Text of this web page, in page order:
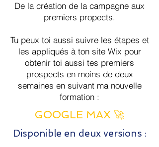
De la création de la campagne aux
premiers propects.
Tu peux toi aussi suivre les étapes et
les appliqués à ton site Wix pour
obtenir toi aussi tes premiers
prospects en moins de deux
semaines en suivant ma nouvelle
formation :
GOOGLE MAX 🚀
Disponible en deux versions :